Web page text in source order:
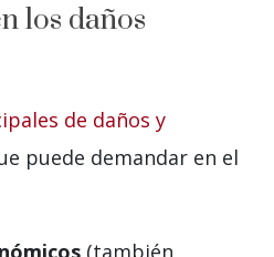
los daños
de daños y
puede demandar en el
(también